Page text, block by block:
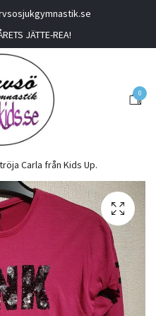
JÄTTE-REA!
0
Carla från Kids Up.